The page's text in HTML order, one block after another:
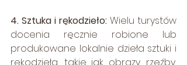
4. Sztuka i rękodzieło: Wielu turystów
docenia ręcznie robione lub
produkowane lokalnie dzieła sztuki i